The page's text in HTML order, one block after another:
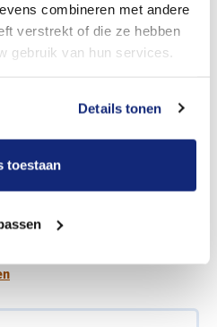
combineren met andere
verstrekt of die ze hebben
gebruik van hun services.
Details tonen
toestaan